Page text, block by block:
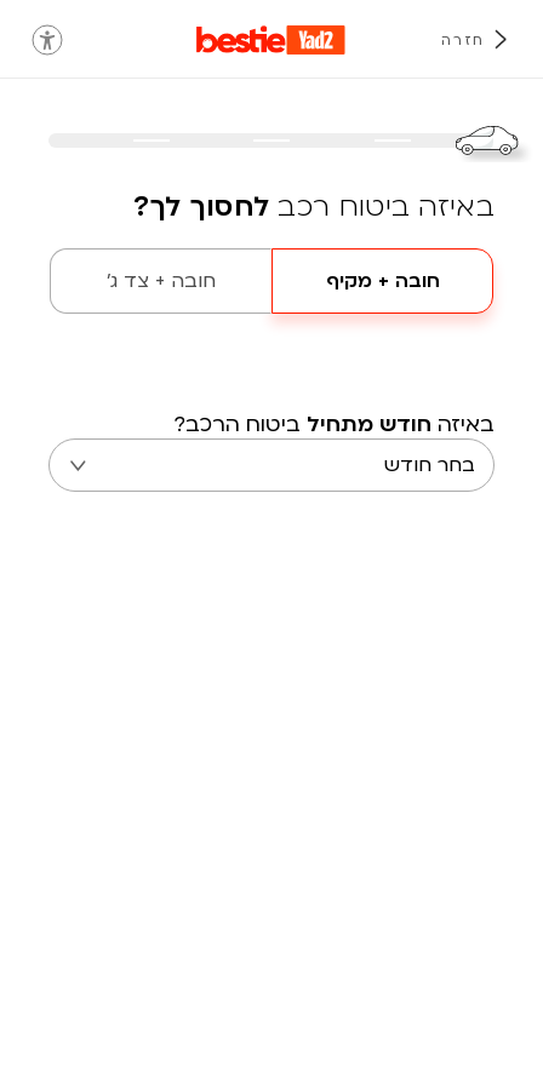
חזרה
באיזה ביטוח רכב לחסוך לך?
חובה + מקיף חובה + צד ג'
באיזה חודש מתחיל ביטוח הרכב?